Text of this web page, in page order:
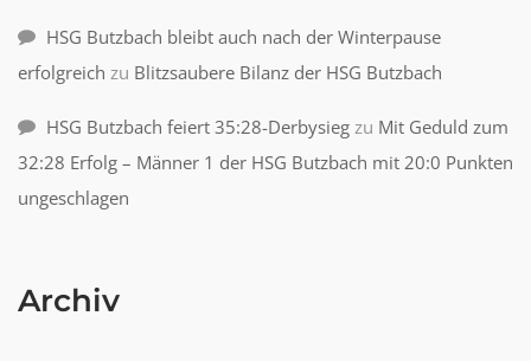
HSG Butzbach bleibt auch nach der Winterpause
erfolgreich zu Blitzsaubere Bilanz der HSG Butzbach
HSG Butzbach feiert 35:28-Derbysieg zu Mit Geduld zum
32:28 Erfolg – Männer 1 der HSG Butzbach mit 20:0 Punkten
ungeschlagen
Archiv